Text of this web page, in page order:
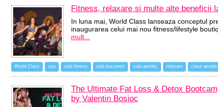
Fitness, relaxare si multe alte beneficii
In luna mai, World Class lanseaza conceptul
inaugurarea celui mai nou fitness/lifestyle
mult...
World Class spa sala fitness sala bucuresti sala aerobic relaxare clase aerobic
The Ultimate Fat Loss & Detox
by Valentin Bosioc